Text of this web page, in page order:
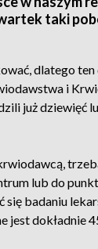
taki
dlatego ten
i
już dziewięć
lub do
się badaniu
jest dokładnie